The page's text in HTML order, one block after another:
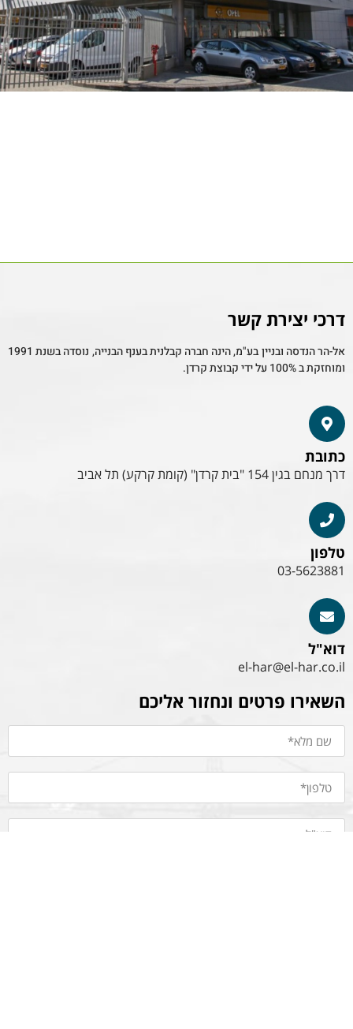
דרכי יצירת קשר
אל-הר הנדסה ובניין בע"מ, הינה חברה קבלנית בענף הבנייה, נוסדה בשנת 1991
ומוחזקת ב 100% על ידי קבוצת קרדן.
כתובת
דרך מנחם בגין 154 "בית קרדן" (קומת קרקע) תל אביב
טלפון
03-5623881
דוא"ל
el-har@el-har.co.il
השאירו פרטים ונחזור אליכם